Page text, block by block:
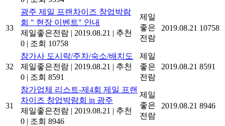
33
광주 제일 프랜차이즈 창업박람
회 " 현장 이벤트" 안내
제일좋은전람 | 2019.08.21 | 추천
0 | 조회 10758
제일
좋은
전람
2019.08.21 10758
32
참가사 도시락/주차/숙소/배치도
제일좋은전람 | 2019.08.21 | 추천
0 | 조회 8591
제일
좋은
전람
2019.08.21 8591
31
참가업체 리스트-제4회 제일 프랜
차이즈 창업박람회 in 광주
제일좋은전람 | 2019.08.21 | 추천
0 | 조회 8946
제일
좋은
전람
2019.08.21 8946